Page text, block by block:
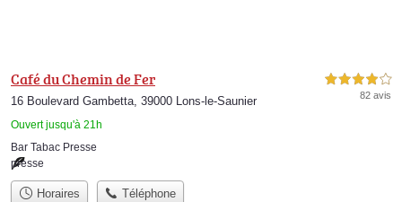
Café du Chemin de Fer
16 Boulevard Gambetta, 39000 Lons-le-Saunier
Ouvert jusqu'à 21h
4,0 étoiles sur 5
82 avis
Bar Tabac Presse
presse
Horaires Téléphone